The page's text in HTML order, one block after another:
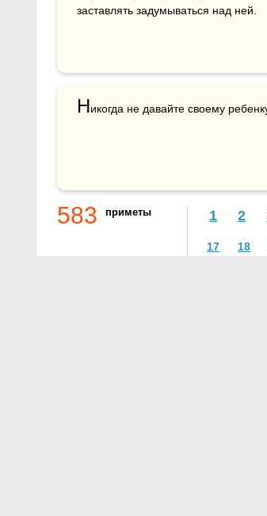
заставлять задумываться над ней.
Никогда не давайте своему
583 приметы 1 2
17 18